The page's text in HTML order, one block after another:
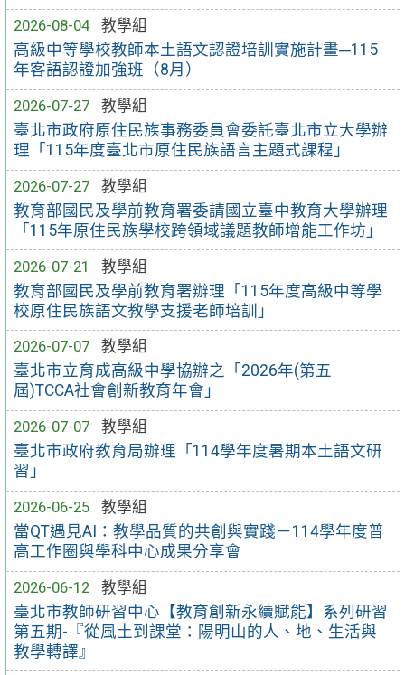
2026-08-04
教學組
高級中等學校教師本土語文認證培訓實施計畫─115
年客語認證加強班（8月）
2026-07-27
教學組
臺北市政府原住民族事務委員會委託臺北市立大學辦
理「115年度臺北市原住民族語言主題式課程」
2026-07-27
教學組
教育部國民及學前教育署委請國立臺中教育大學辦理
「115年原住民族學校跨領域議題教師增能工作坊」
2026-07-21
教學組
教育部國民及學前教育署辦理「115年度高級中等學
校原住民族語文教學支援老師培訓」
2026-07-07
教學組
臺北市立育成高級中學協辦之「2026年(第五
屆)TCCA社會創新教育年會」
2026-07-07
教學組
臺北市政府教育局辦理「114學年度暑期本土語文研
習」
2026-06-25
教學組
當QT遇見AI：教學品質的共創與實踐－114學年度普
高工作圈與學科中心成果分享會
2026-06-12
教學組
臺北市教師研習中心【教育創新永續賦能】系列研習
第五期-『從風土到課堂：陽明山的人、地、生活與
教學轉譯』